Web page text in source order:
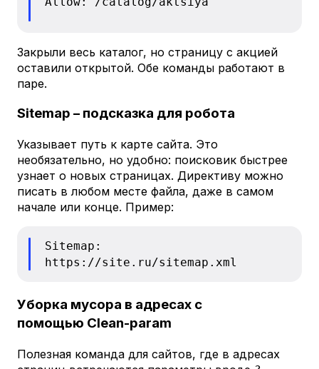
Закрыли весь каталог, но страницу с акцией
оставили открытой. Обе команды работают в
паре.
Sitemap – подсказка для робота
Указывает путь к карте сайта. Это
необязательно, но удобно: поисковик быстрее
узнает о новых страницах. Директиву можно
писать в любом месте файла, даже в самом
начале или конце. Пример:
Sitemap:
https://site.ru/sitemap.xml
Уборка мусора в адресах с
помощью Clean-param
Полезная команда для сайтов, где в адресах